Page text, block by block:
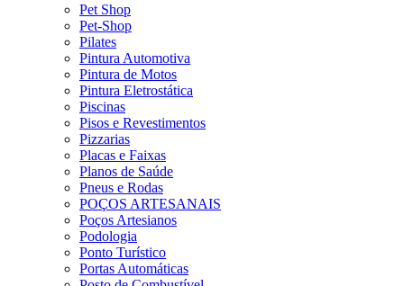
Pet Shop
Pet-Shop
Pilates
Pintura Automotiva
Pintura de Motos
Pintura Eletrostática
Piscinas
Pisos e Revestimentos
Pizzarias
Placas e Faixas
Planos de Saúde
Pneus e Rodas
POÇOS ARTESANAIS
Poços Artesianos
Podologia
Ponto Turístico
Portas Automáticas